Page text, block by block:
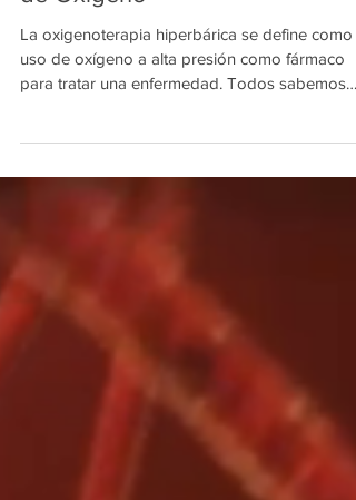
de Oxígeno
La oxigenoterapia hiperbárica se define como
uso de oxígeno a alta presión como fármaco
que...